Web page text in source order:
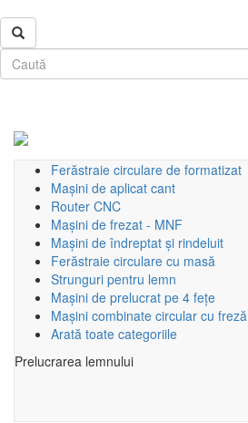
Ferăstraie circulare de formatizat
Mașini de aplicat cant
Router CNC
Mașini de frezat - MNF
Mașini de îndreptat și rindeluit
Ferăstraie circulare cu masă
Strunguri pentru lemn
Mașini de prelucrat pe 4 fețe
Mașini combinate circular cu freză
Arată toate categoriile
Prelucrarea lemnului